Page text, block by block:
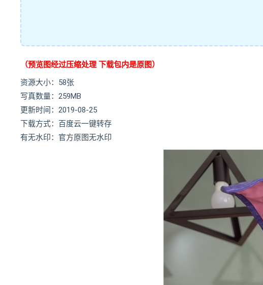
（预览图经过压缩处理 下载包内是原图）
资源大小：58张
写真数量：259MB
更新时间：2019-08-25
下载方式：百度云一键转存
有无水印：官方原图无水印